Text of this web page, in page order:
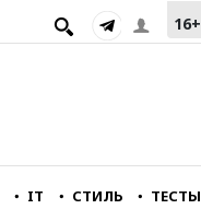
16+
IT СТИЛЬ ТЕСТЫ